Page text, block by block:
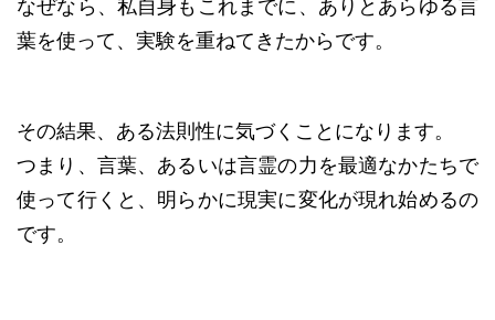
なぜなら、私自身もこれまでに、ありとあらゆる言
葉を使って、実験を重ねてきたからです。
その結果、ある法則性に気づくことになります。
つまり、言葉、あるいは言霊の力を最適なかたちで
使って行くと、明らかに現実に変化が現れ始めるの
です。